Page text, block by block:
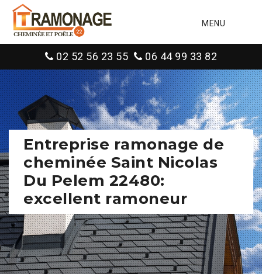
MENU
02 52 56 23 55 06 44 99 33 82
Entreprise ramonage de
cheminée Saint Nicolas
Du Pelem 22480:
excellent ramoneur